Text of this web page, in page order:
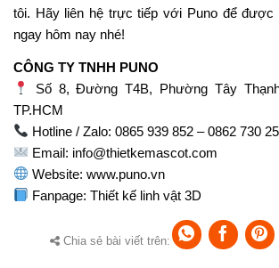
tôi. Hãy liên hệ trực tiếp với Puno để được
ngay hôm nay nhé!
CÔNG TY TNHH PUNO
Số 8, Đường T4B, Phường Tây
TP.HCM
Hotline / Zalo: 0865 939 852 – 0862 730
Email: info@thietkemascot.com
Website:www.puno.vn
Fanpage:Thiết kế linh vật 3D
Chia sẻ bài viết trên: